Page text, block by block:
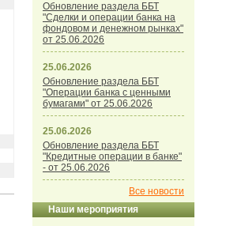
Обновление раздела ББТ
"Сделки и операции банка на
фондовом и денежном рынках"
от 25.06.2026
25.06.2026
Обновление раздела ББТ
"Операции банка с ценными
бумагами" от 25.06.2026
25.06.2026
Обновление раздела ББТ
"Кредитные операции в банке"
- от 25.06.2026
Все новости
Наши мероприятия